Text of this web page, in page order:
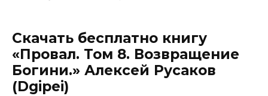
Скачать бесплатно книгу
«Провал. Том 8. Возвращение
Богини.» Алексей Русаков
(Dgipei)